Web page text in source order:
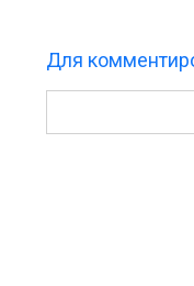
Для